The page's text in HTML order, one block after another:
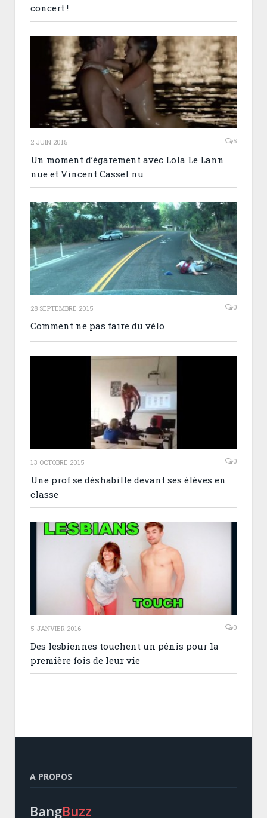
concert !
2 JUIN 2015 5
Un moment d’égarement avec Lola Le Lann
nue et Vincent Cassel nu
28 SEPTEMBRE 2015 0
Comment ne pas faire du vélo
13 OCTOBRE 2015 0
Une prof se déshabille devant ses élèves en
classe
5 JANVIER 2016 0
Des lesbiennes touchent un pénis pour la
première fois de leur vie
A PROPOS
BangBuzz